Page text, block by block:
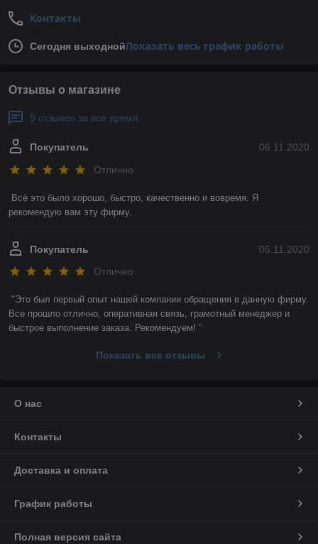
Контакты
Сегодня выходнойПоказать весь график работы
Отзывы о магазине
9 отзывов за всё время
06.11.2020
Покупатель
Отлично
Всё это было хорошо, быстро, качественно и вовремя. Я
рекомендую вам эту фирму.
06.11.2020
Покупатель
Отлично
"Это был первый опыт нашей компании обращения в данную фирму.
Все прошло отлично, оперативная связь, грамотный менеджер и
быстрое выполнение заказа. Рекомендуем! "
Показать все отзывы
О нас
Контакты
Доставка и оплата
График работы
Полная версия сайта